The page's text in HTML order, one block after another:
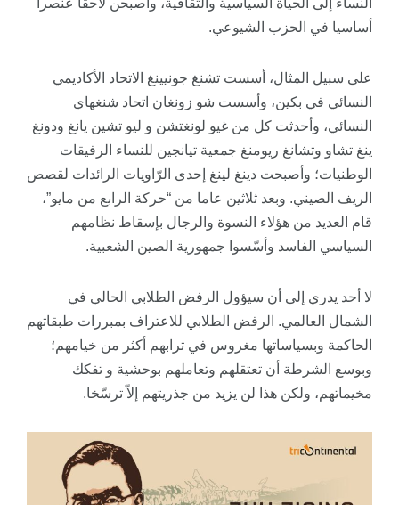
النساء إلى الحياة السياسية والثقافية، وأصبحن لاحقا عنصرا
أساسيا في الحزب الشيوعي.
على سبيل المثال، أسست تشنغ جونيينغ الاتحاد الأكاديمي
النسائي في بكين، وأسست شو زونغان اتحاد شنغهاي
النسائي، وأحدثت كل من غيو لونغتشن و ليو تشين يانغ ودونغ
ينغ تشاو وتشانغ ريومنغ جمعية تيانجين للنساء الرفيقات
الوطنيات؛ وأصبحت دينغ لينغ إحدى الرّاويات الرائدات لقصص
الريف الصيني. وبعد ثلاثين عاما من “حركة الرابع من مايو”،
قام العديد من هؤلاء النسوة والرجال بإسقاط نظامهم
السياسي الفاسد وأسّسوا جمهورية الصين الشعبية.
لا أحد يدري إلى أن سيؤول الرفض الطلابي الحالي في
الشمال العالمي. الرفض الطلابي للاعتراف بمبررات طبقاتهم
الحاكمة وبسياساتها مغروس في ترابهم أكثر من خيامهم؛
وبوسع الشرطة أن تعتقلهم وتعاملهم بوحشية و تفكك
مخيماتهم، ولكن هذا لن يزيد من جذريتهم إلاّ ترسّخا.